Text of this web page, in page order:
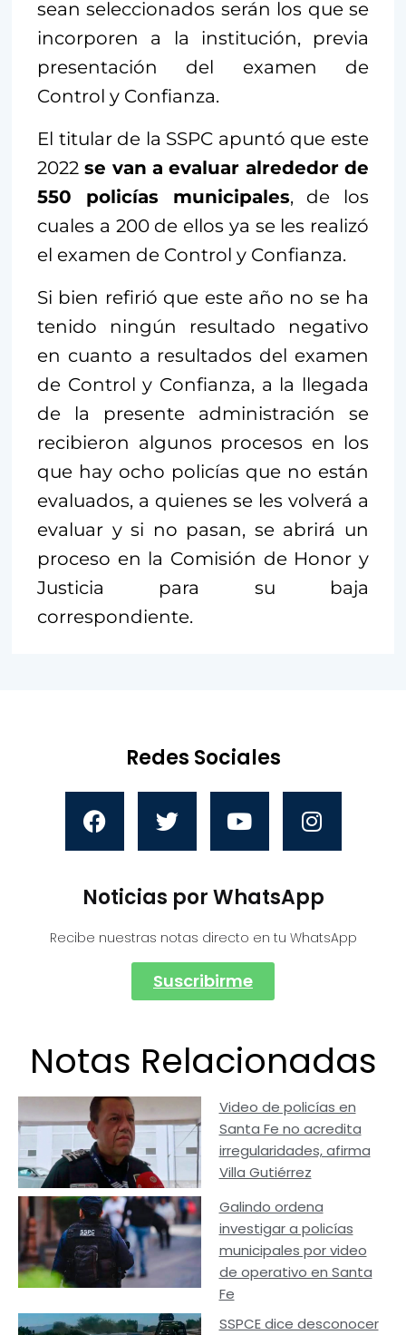
sean seleccionados serán los que se
incorporen a la institución, previa
presentación del examen de
Control y Confianza.
El titular de la SSPC apuntó que este
2022 se van a evaluar alrededor de
550 policías municipales, de los
cuales a 200 de ellos ya se les realizó
el examen de Control y Confianza.
Si bien refirió que este año no se ha
tenido ningún resultado negativo
en cuanto a resultados del examen
de Control y Confianza, a la llegada
de la presente administración se
recibieron algunos procesos en los
que hay ocho policías que no están
evaluados, a quienes se les volverá a
evaluar y si no pasan, se abrirá un
proceso en la Comisión de Honor y
Justicia para su baja
correspondiente.
Redes Sociales
Noticias por WhatsApp
Recibe nuestras notas directo en tu WhatsApp
Suscribirme
Notas Relacionadas
Video de policías en
Santa Fe no acredita
irregularidades, afirma
Villa Gutiérrez
Galindo ordena
investigar a policías
municipales por video
de operativo en Santa
Fe
SSPCE dice desconocer